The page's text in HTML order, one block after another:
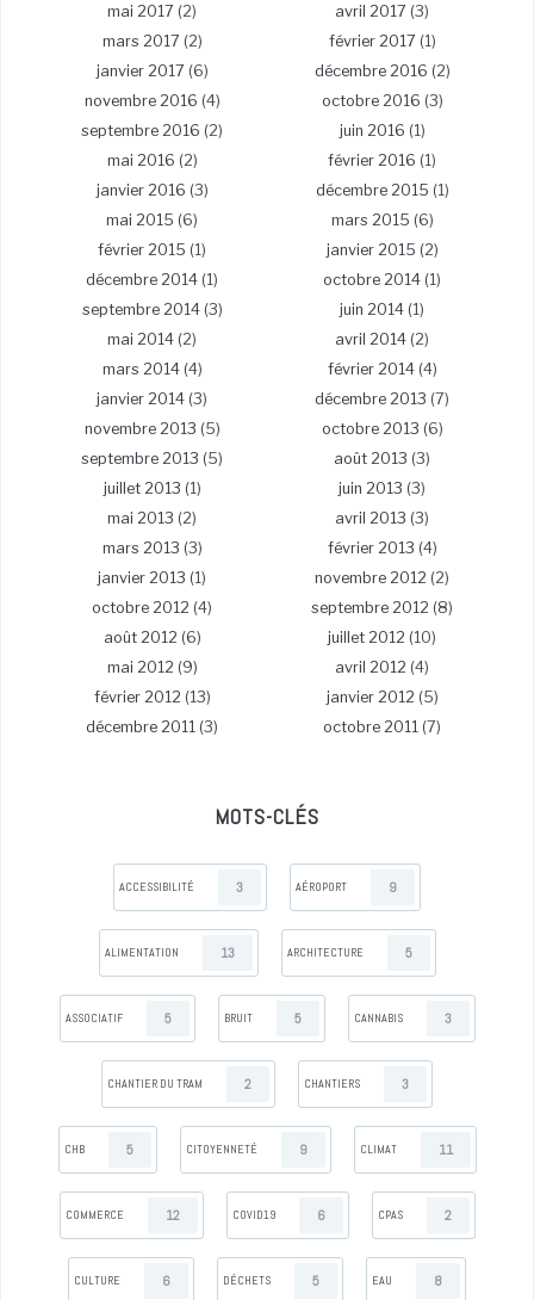
mai 2017 (2) avril 2017 (3)
mars 2017 (2) février 2017 (1)
janvier 2017 (6) décembre 2016 (2)
novembre 2016 (4) octobre 2016 (3)
septembre 2016 (2) juin 2016 (1)
mai 2016 (2) février 2016 (1)
janvier 2016 (3) décembre 2015 (1)
mai 2015 (6) mars 2015 (6)
février 2015 (1) janvier 2015 (2)
décembre 2014 (1) octobre 2014 (1)
septembre 2014(3) juin 2014 (1)
mai 2014 (2) avril 2014 (2)
mars 2014(4) février 2014(4)
janvier 2014 (3) décembre 2013 (7)
novembre 2013 (5) octobre 2013 (6)
septembre 2013 (5) août 2013 (3)
juillet 2013 (1) juin 2013 (3)
mai 2013 (2) avril 2013 (3)
mars 2013 (3) février 2013 (4)
janvier 2013 (1) novembre 2012 (2)
octobre 2012 (4) septembre 2012 (8)
août 2012 (6) juillet 2012 (10)
mai 2012 (9) avril 2012 (4)
février 2012 (13) janvier 2012 (5)
décembre 2011 (3) octobre 2011 (7)
MOTS-CLÉS
ACCESSIBILITÉ 3 AÉROPORT 9
ALIMENTATION 13 ARCHITECTURE 5
ASSOCIATIF 5 BRUIT 5 CANNABIS 3
CHANTIER DU TRAM 2 CHANTIERS 3
CHB 5 CITOYENNETÉ 9 CLIMAT 11
COMMERCE 12 COVID19 6 CPAS 2
CULTURE 6 DÉCHETS 5 EAU 8